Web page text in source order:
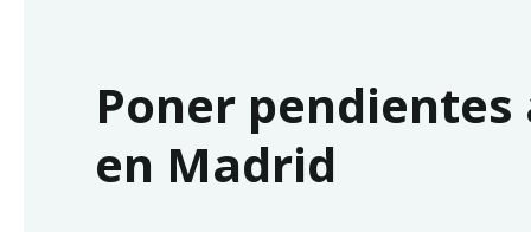
Poner pendientes
en Madrid